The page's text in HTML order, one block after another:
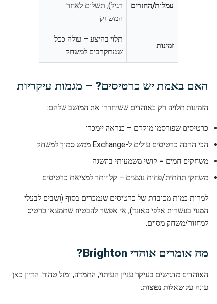
עמלות/החזרים
רגיל); תשלום לאחר
המשחק
זמינות
תלוי בהיצע – עולה ככל
שמתקרבים למשחק
האם באמת יש כרטיסים? – מגמות עיקריות
הזמינות תלויה רק באוהדים ששיחררו את המושב שלהם:
כרטיסים שפורסמו מוקדם – כנראה יימכרו
הכי הרבה כרטיסים עולים ל-Exchange ממש סמוך למשחק
משחקים חמים = קושי משמעותי בהשגה
משחקי תחתית/פחות נוצצים – קל יותר למציאת כרטיסים
למרות כמות מכובדת של כרטיסים שנמכרים בסוף (ושבים לבעלי
המנוי בעשרות אלפי פאונד), אי אפשר להבטיח שתמצאו כרטיס
למחזור/משחק מסוים.
מה אומרים אוהדי Brighton?
האוהדים מדגישים בעיקר עניין העיתוי, התמדה, ומזל טהור. הדיון כאן
עונה על שאלות נפוצות: